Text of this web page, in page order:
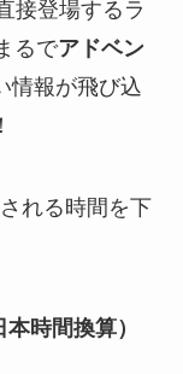
接登場するラ
るでアドベン
情報が飛び込
れる時間を下
時間換算）